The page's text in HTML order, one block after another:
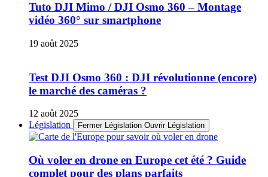
Tuto DJI Mimo / DJI Osmo 360 – Montage
vidéo 360° sur smartphone
19 août 2025
Test DJI Osmo 360 : DJI révolutionne (encore)
le marché des caméras ?
12 août 2025
Législation
Fermer Législation Ouvrir Législation
Où voler en drone en Europe cet été ? Guide
complet pour des plans parfaits